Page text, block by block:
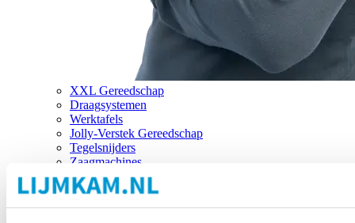
XXL Gereedschap
Draagsystemen
Werktafels
Jolly-Verstek Gereedschap
Tegelsnijders
Zaagmachines
Merken